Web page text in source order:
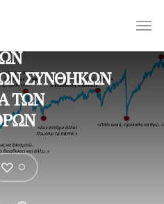
ΣΥΝΘΗΚΩΝ
ΤΩΝ
0